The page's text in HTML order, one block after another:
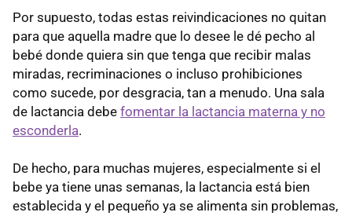
Por supuesto, todas estas reivindicaciones no quitan
para que aquella madre que lo desee le dé pecho al
bebé donde quiera sin que tenga que recibir malas
miradas, recriminaciones o incluso prohibiciones
como sucede, por desgracia, tan a menudo. Una sala
de lactancia debe fomentar la lactancia materna y no
esconderla.
De hecho, para muchas mujeres, especialmente si el
bebe ya tiene unas semanas, la lactancia está bien
establecida y el pequeño ya se alimenta sin problemas,